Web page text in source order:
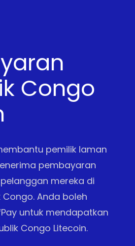
Congo
pemilik laman
pembayaran
mereka di
Anda boleh
untuk mendapatkan
Congo Litecoin.